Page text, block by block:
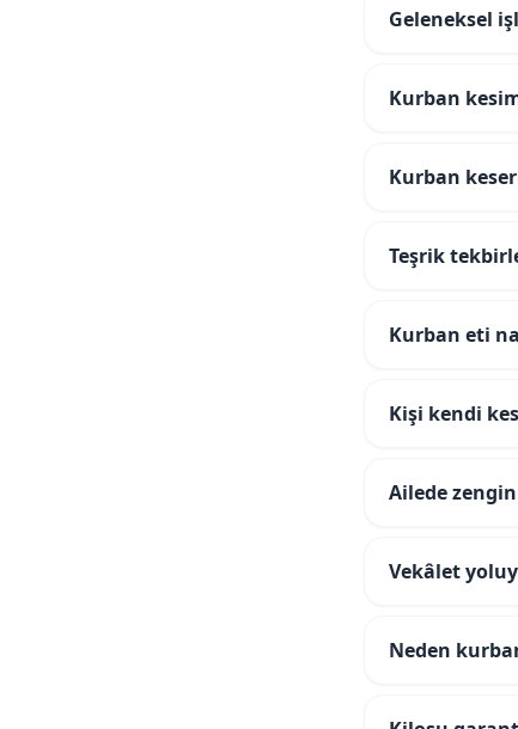
Geleneksel
Kurban
Kurban
Teşrik
Kurban eti
Kişi kendi
Ailede
Vekâlet
Neden